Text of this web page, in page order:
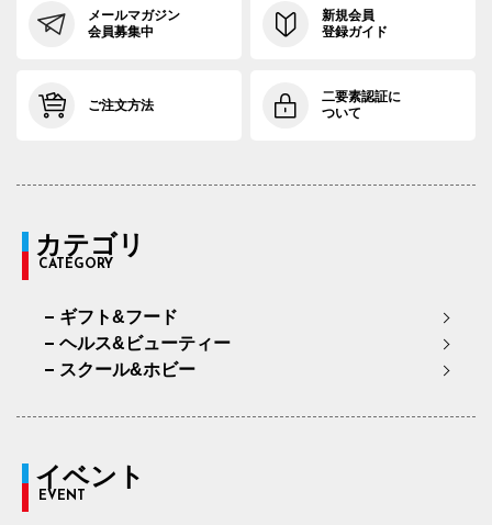
メールマガジン
会員募集中
新規会員
登録ガイド
ご注文方法
二要素認証に
ついて
カテゴリ
CATEGORY
ギフト&フード
ヘルス&ビューティー
スクール&ホビー
イベント
EVENT